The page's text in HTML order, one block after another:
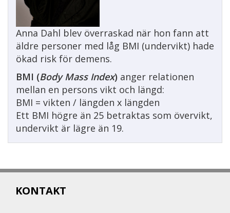
Anna Dahl blev överraskad när hon fann att
äldre personer med låg BMI (undervikt) hade
ökad risk för demens.
BMI (Body Mass Index) anger relationen
mellan en persons vikt och längd:
BMI = vikten / längden x längden
Ett BMI högre än 25 betraktas som övervikt,
undervikt är lägre än 19.
KONTAKT